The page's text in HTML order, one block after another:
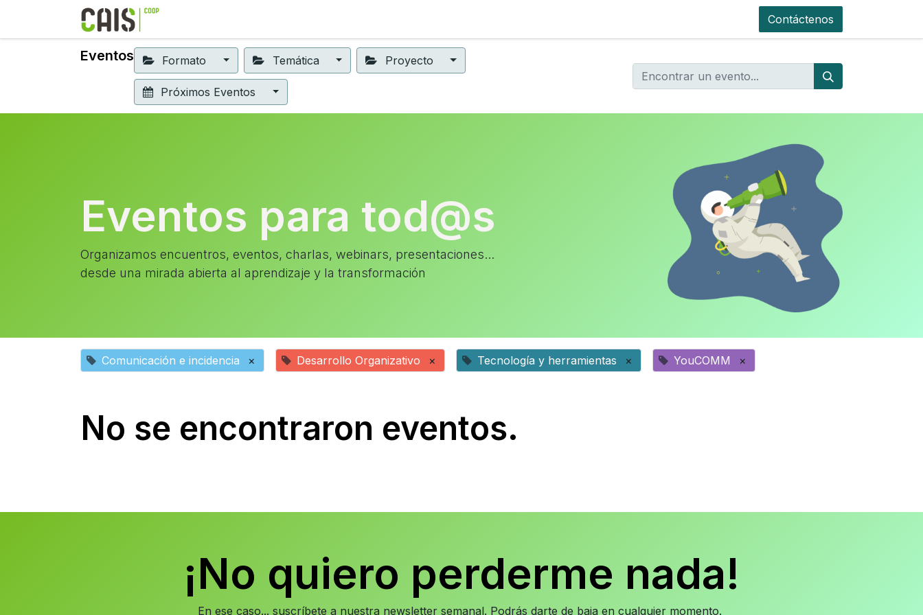
Contáctenos
Eventos Formato Temática Proyecto
Próximos Eventos
Eventos para tod@s
Organizamos encuentros, eventos, charlas, webinars, presentaciones...
desde una mirada abierta al aprendizaje y la transformación
Comunicación e incidencia × Desarrollo Organizativo × Tecnología y herramientas × YouCOMM ×
No se encontraron eventos.
¡No quiero perderme nada!
En ese caso... suscríbete a nuestra newsletter semanal. Podrás darte de baja en cualquier momento.